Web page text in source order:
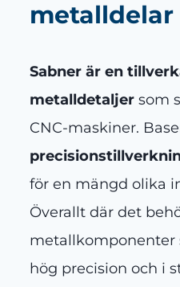
metalldelar
Sabner är en
metalldetaljer som
CNC-maskiner.
för en mängd olika
Överallt där det
metallkomponenter
hög precision och i